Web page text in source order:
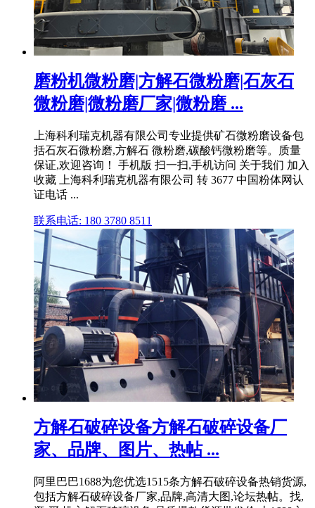
磨粉机微粉磨|方解石微粉磨|石灰石
微粉磨|微粉磨厂家|微粉磨 ...
上海科利瑞克机器有限公司专业提供矿石微粉磨设备包
括石灰石微粉磨,方解石 微粉磨,碳酸钙微粉磨等。质量
保证,欢迎咨询！ 手机版 扫一扫,手机访问 关于我们 加入
收藏 上海科利瑞克机器有限公司 转 3677 中国粉体网认
证电话 ...
联系电话: 180 3780 8511
方解石破碎设备方解石破碎设备厂
家、品牌、图片、热帖 ...
阿里巴巴1688为您优选1515条方解石破碎设备热销货源,
包括方解石破碎设备厂家,品牌,高清大图,论坛热帖。找,